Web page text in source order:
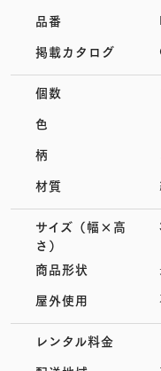
品番
掲載カタログ
個数
色
柄
材質
サイズ （幅×高
さ）
商品形状
屋外使用
レンタル料金